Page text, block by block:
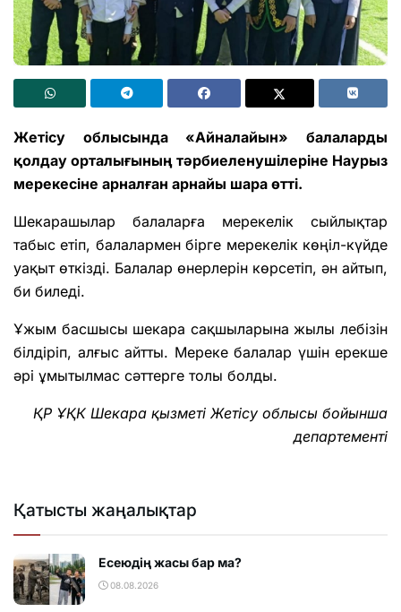
Жетісу облысында «Айналайын» балаларды
қолдау орталығының тәрбиеленушілеріне Наурыз
мерекесіне арналған арнайы шара өтті.
Шекарашылар балаларға мерекелік сыйлықтар
табыс етіп, балалармен бірге мерекелік көңіл-күйде
уақыт өткізді. Балалар өнерлерін көрсетіп, ән айтып,
би биледі.
Ұжым басшысы шекара сақшыларына жылы лебізін
білдіріп, алғыс айтты. Мереке балалар үшін ерекше
әрі ұмытылмас сәттерге толы болды.
ҚР ҰҚК Шекара қызметі Жетісу облысы бойынша
департементі
Қатысты жаңалықтар
Есеюдің жасы бар ма?
08.08.2026